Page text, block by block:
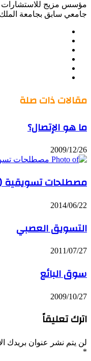
مؤسس مزيج للاستشارات
جامعي سابق بجامعة
مقالات ذات صلة
ما هو الإتصال؟
2009/12/26
مصطلحات تسويقية
2014/06/22
التسويق العصبي
2011/07/27
سوق البائع
2009/10/27
اترك تعليقاً
لن يتم نشر عنوان بريدك
*